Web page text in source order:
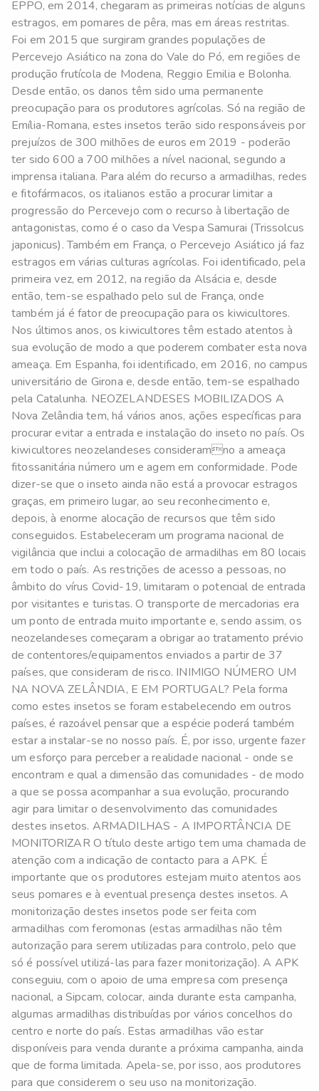
EPPO, em 2014, chegaram as primeiras notícias de alguns
estragos, em pomares de pêra, mas em áreas restritas.
Foi em 2015 que surgiram grandes populações de
Percevejo Asiático na zona do Vale do Pó, em regiões de
produção frutícola de Modena, Reggio Emilia e Bolonha.
Desde então, os danos têm sido uma permanente
preocupação para os produtores agrícolas. Só na região de
Emília-Romana, estes insetos terão sido responsáveis por
prejuízos de 300 milhões de euros em 2019 - poderão
ter sido 600 a 700 milhões a nível nacional, segundo a
imprensa italiana. Para além do recurso a armadilhas, redes
e fitofármacos, os italianos estão a procurar limitar a
progressão do Percevejo com o recurso à libertação de
antagonistas, como é o caso da Vespa Samurai (Trissolcus
japonicus). Também em França, o Percevejo Asiático já faz
estragos em várias culturas agrícolas. Foi identificado, pela
primeira vez, em 2012, na região da Alsácia e, desde
então, tem-se espalhado pelo sul de França, onde
também já é fator de preocupação para os kiwicultores.
Nos últimos anos, os kiwicultores têm estado atentos à
sua evolução de modo a que poderem combater esta nova
ameaça. Em Espanha, foi identificado, em 2016, no campus
universitário de Girona e, desde então, tem-se espalhado
pela Catalunha. NEOZELANDESES MOBILIZADOS A
Nova Zelândia tem, há vários anos, ações específicas para
procurar evitar a entrada e instalação do inseto no país. Os
kiwicultores neozelandeses consideramno a ameaça
fitossanitária número um e agem em conformidade. Pode
dizer-se que o inseto ainda não está a provocar estragos
graças, em primeiro lugar, ao seu reconhecimento e,
depois, à enorme alocação de recursos que têm sido
conseguidos. Estabeleceram um programa nacional de
vigilância que inclui a colocação de armadilhas em 80 locais
em todo o país. As restrições de acesso a pessoas, no
âmbito do vírus Covid-19, limitaram o potencial de entrada
por visitantes e turistas. O transporte de mercadorias era
um ponto de entrada muito importante e, sendo assim, os
neozelandeses começaram a obrigar ao tratamento prévio
de contentores/equipamentos enviados a partir de 37
países, que consideram de risco. INIMIGO NÚMERO UM
NA NOVA ZELÂNDIA, E EM PORTUGAL? Pela forma
como estes insetos se foram estabelecendo em outros
países, é razoável pensar que a espécie poderá também
estar a instalar-se no nosso país. É, por isso, urgente fazer
um esforço para perceber a realidade nacional - onde se
encontram e qual a dimensão das comunidades - de modo
a que se possa acompanhar a sua evolução, procurando
agir para limitar o desenvolvimento das comunidades
destes insetos. ARMADILHAS - A IMPORTÂNCIA DE
MONITORIZAR O título deste artigo tem uma chamada de
atenção com a indicação de contacto para a APK. É
importante que os produtores estejam muito atentos aos
seus pomares e à eventual presença destes insetos. A
monitorização destes insetos pode ser feita com
armadilhas com feromonas (estas armadilhas não têm
autorização para serem utilizadas para controlo, pelo que
só é possível utilizá-las para fazer monitorização). A APK
conseguiu, com o apoio de uma empresa com presença
nacional, a Sipcam, colocar, ainda durante esta campanha,
algumas armadilhas distribuídas por vários concelhos do
centro e norte do país. Estas armadilhas vão estar
disponíveis para venda durante a próxima campanha, ainda
que de forma limitada. Apela-se, por isso, aos produtores
para que considerem o seu uso na monitorização.